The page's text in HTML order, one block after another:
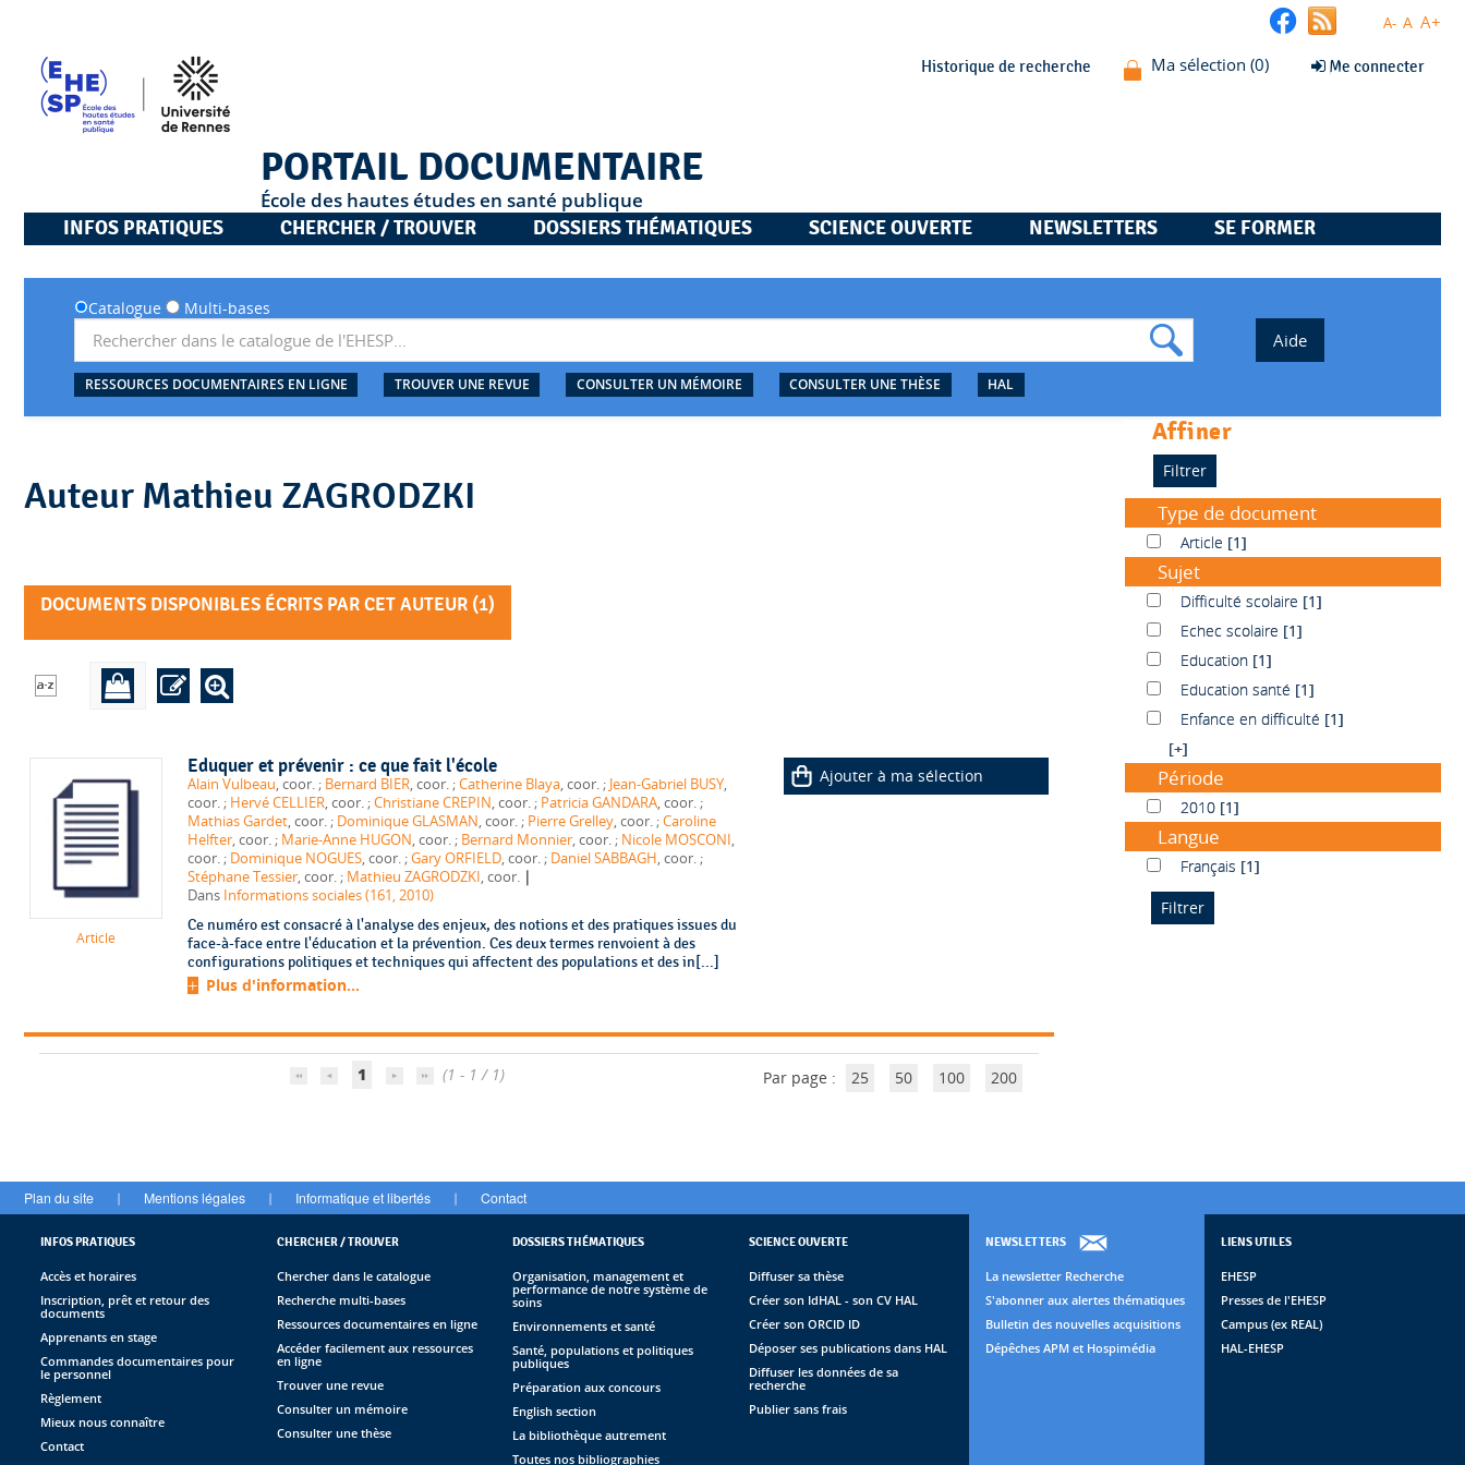
A- A A+
Historique de recherche Me connecter
PORTAIL DOCUMENTAIRE
École des hautes études en santé publique
INFOS PRATIQUES
CHERCHER / TROUVER DOSSIERS THÉMATIQUES SCIENCE OUVERTE NEWSLETTERS SE FORMER
Catalogue Multi-bases
RESSOURCES DOCUMENTAIRES EN LIGNE TROUVER UNE REVUE CONSULTER UN MÉMOIRE CONSULTER UNE THÈSE HAL
Auteur Mathieu ZAGRODZKI
DOCUMENTS DISPONIBLES ÉCRITS PAR CET AUTEUR (1)
Article
Eduquer et prévenir : ce que fait l'école
Alain Vulbeau , coor. ; Bernard BIER , coor. ;Catherine Blaya , coor. ; Jean-Gabriel BUSY,
coor. ; Hervé CELLIER , coor. ;Christiane CREPIN , coor. ; Patricia GANDARA
, coor. ;
Mathias Gardet
, coor. ; Dominique GLASMAN , coor. ; Pierre Grelley , coor. ;Caroline
Helfter
, coor. ; Marie-Anne HUGON , coor. ; Bernard Monnier , coor. ; Nicole MOSCONI,
coor. ; Dominique NOGUES , coor. ;Gary ORFIELD , coor. ; Daniel SABBAGH
, coor. ;
Stéphane Tessier
, coor. ; Mathieu ZAGRODZKI, coor. |
Dans Informations sociales (161, 2010)
Ce numéro est consacré à l'analyse des enjeux, des notions et des pratiques issues du
face-à-face entre l'éducation et la prévention. Ces deux termes renvoient à des
configurations politiques et techniques qui affectent des populations et des in[...]
Plus d'information...
Ajouter à ma sélection
1 (1 - 1 / 1) Par page : 25 50 100 200
affiner
Type de document
ArticleArticle [1]
Sujet
Difficulté scolaire
Difficulté scolaire [1]
Echec scolaire
Echec scolaire [1]
EducationEducation [1]
Education santé
Education santé [1]
Enfance en difficulté
Enfance en difficulté [1]
[+]
Période
20102010 [1]
Langue
FrançaisFrançais [1]
Plan du site | Mentions légales | Informatique et libertés | Contact
INFOS PRATIQUES
Accès et horaires
Inscription, prêt et retour des
documents
Apprenants en stage
Commandes documentaires pour
le personnel
Règlement
Mieux nous connaître
Contact
CHERCHER / TROUVER
Chercher dans le catalogue
Recherche multi-bases
Ressources documentaires en ligne
Accéder facilement aux ressources
en ligne
Trouver une revue
Consulter un mémoire
Consulter une thèse
DOSSIERS THÉMATIQUES
Organisation, management et
performance de notre système de
soins
Environnements et santé
Santé, populations et politiques
publiques
Préparation aux concours
English section
La bibliothèque autrement
Toutes nos bibliographies
SCIENCE OUVERTE
Diffuser sa thèse
Créer son IdHAL - son CV HAL
Créer son ORCID ID
Déposer ses publications dans HAL
Diffuser les données de sa
recherche
Publier sans frais
NEWSLETTERS
La newsletter Recherche
S'abonner aux alertes thématiques
Bulletin des nouvelles acquisitions
Dépêches APM et Hospimédia
LIENS UTILES
EHESP
Presses de l'EHESP
Campus (ex REAL)
HAL-EHESP